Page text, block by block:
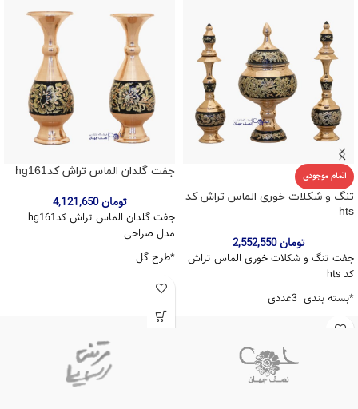
اتمام موجودی
تنگ و شکلات خوری الماس تراش کد
hts
تومان2,552,550
جفت تنگ و شکلات خوری الماس تراش
کد hts
*بسته بندی 3عددی
*طرح گل
جفت گلدان الماس تراش کدhg161
تومان4,121,650
مدل صراحی
*طرح گل
*ابکاری نقره
*دارای ضمانت نامه 5ساله